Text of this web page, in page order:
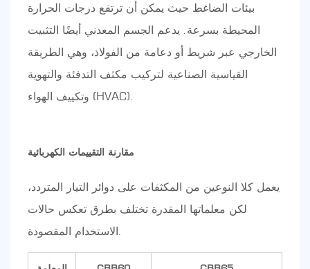
بيئات الضاغط حيث يمكن أن ترتفع درجات الحرارة
المحيطة بسرعة. يدعم الجسم المعدني أيضًا التثبيت
الخارجي عبر شريط أو دعامة من الفولاذ، وهي الطريقة
القياسية الصناعية لتركيب مكثف التدفئة والتهوية
وتكييف الهواء (HVAC).
مقارنة التقييمات الكهربائية
يعمل كلا النوعين من المكثفات على دوائر التيار المتردد،
لكن معلماتها المقدرة تختلف بطرق تعكس حالات
الاستخدام المقصودة.